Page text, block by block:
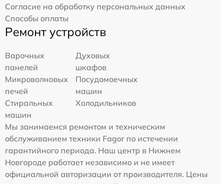
Согласие на обработку персональных данных
Способы оплаты
Ремонт устройств
Варочных
панелей
Духовых
шкафов
Микроволновых
печей
Посудомоечных
машин
Стиральных
машин
Холодильников
Мы занимаемся ремонтом и техническим
обслуживанием техники Fagor по истечении
гарантийного периода. Наш центр в Нижнем
Новгороде работает независимо и не имеет
официальной авторизации от производителя. Цены